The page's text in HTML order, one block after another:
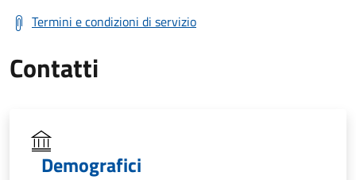
Termini e condizioni di servizio
Contatti
Demografici